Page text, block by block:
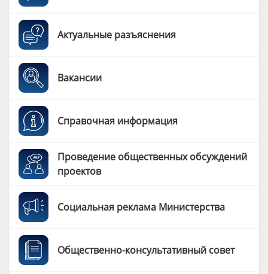
Актуальные разъяснения
Вакансии
Справочная информация
Проведение общественных обсуждений
проектов
Социальная реклама Министерства
Общественно-консультативный совет